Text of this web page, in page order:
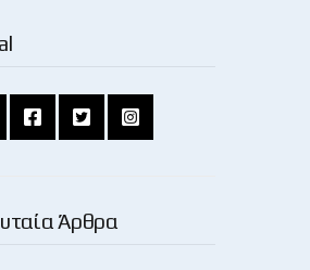
Άρθρα